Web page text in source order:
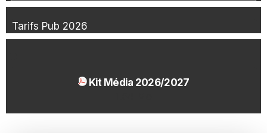
Tarifs Pub 2026
Kit Média 2026/2027